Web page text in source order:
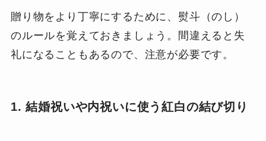
贈り物をより丁寧にするために、熨斗（のし）
のルールを覚えておきましょう。間違えると失
礼になることもあるので、注意が必要です。
1. 結婚祝いや内祝いに使う紅白の結び切り